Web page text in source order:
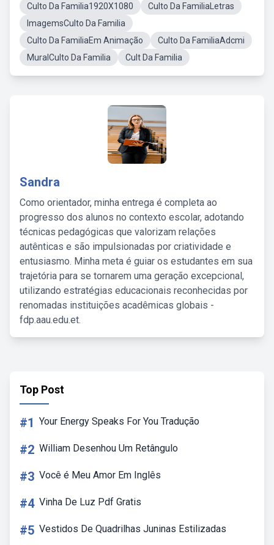
Culto Da Familia1920X1080
Culto Da FamiliaLetras
ImagemsCulto Da Familia
Culto Da FamiliaEm Animação
Culto Da FamiliaAdcmi
MuralCulto Da Familia
Cult Da Familia
Sandra
Como orientador, minha entrega é completa ao
progresso dos alunos no contexto escolar, adotando
técnicas pedagógicas que valorizam relações
autênticas e são impulsionadas por criatividade e
entusiasmo. Minha meta é guiar os estudantes em sua
trajetória para se tornarem uma geração excepcional,
utilizando estratégias educacionais reconhecidas por
renomadas instituições acadêmicas globais -
fdp.aau.edu.et.
Top Post
#1 Your Energy Speaks For You Tradução
#2 William Desenhou Um Retângulo
#3 Você é Meu Amor Em Inglês
#4 Vinha De Luz Pdf Gratis
#5 Vestidos De Quadrilhas Juninas Estilizadas